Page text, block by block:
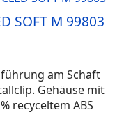
SOFT M 99803
am Schaft
Gehäuse mit
recyceltem ABS